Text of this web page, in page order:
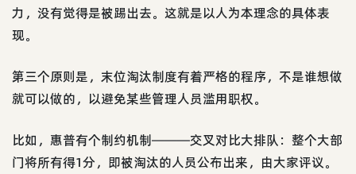
力，没有觉得是被踢出去。这就是以人为本理念的具体表
现。
第三个原则是，末位淘汰制度有着严格的程序，不是谁想做
就可以做的，以避免某些管理人员滥用职权。
比如，惠普有个制约机制―――交叉对比大排队：整个大部
门将所有得1分，即被淘汰的人员公布出来，由大家评议。